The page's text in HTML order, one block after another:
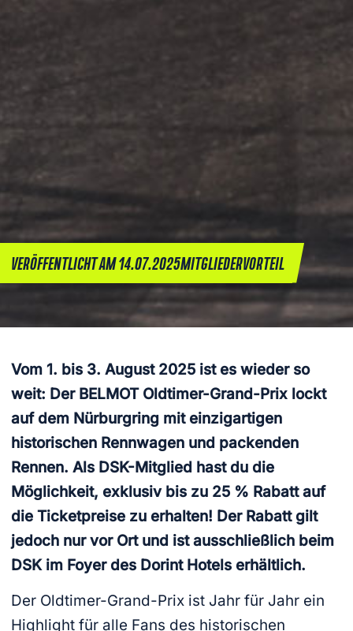
VERÖFFENTLICHT AM 14.07.2025MITGLIEDERVORTEIL
Vom 1. bis 3. August 2025 ist es wieder so
weit: Der BELMOT Oldtimer-Grand-Prix lockt
auf dem Nürburgring mit einzigartigen
historischen Rennwagen und packenden
Rennen. Als DSK-Mitglied hast du die
Möglichkeit, exklusiv bis zu 25 % Rabatt auf
die Ticketpreise zu erhalten! Der Rabatt gilt
jedoch nur vor Ort und ist ausschließlich beim
DSK im Foyer des Dorint Hotels erhältlich.
Der Oldtimer-Grand-Prix ist Jahr für Jahr ein
Highlight für alle Fans des historischen